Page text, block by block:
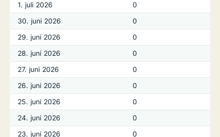
1. juli 2026
0
30. juni 2026
0
29. juni 2026
0
28. juni 2026
0
27. juni 2026
0
26. juni 2026
0
25. juni 2026
0
24. juni 2026
0
23. juni 2026
0